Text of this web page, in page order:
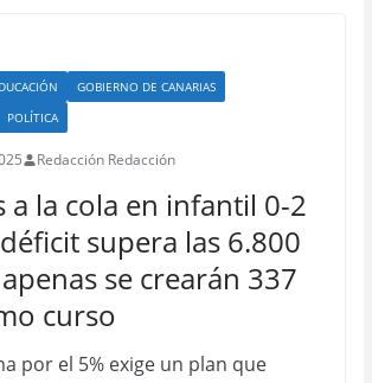
GOBIERNO DE CANARIAS
POLÍTICA
Redacción Redacción
a la cola en infantil 0-2
supera las 6.800
se crearán 337
curso
por el 5% exige un plan que